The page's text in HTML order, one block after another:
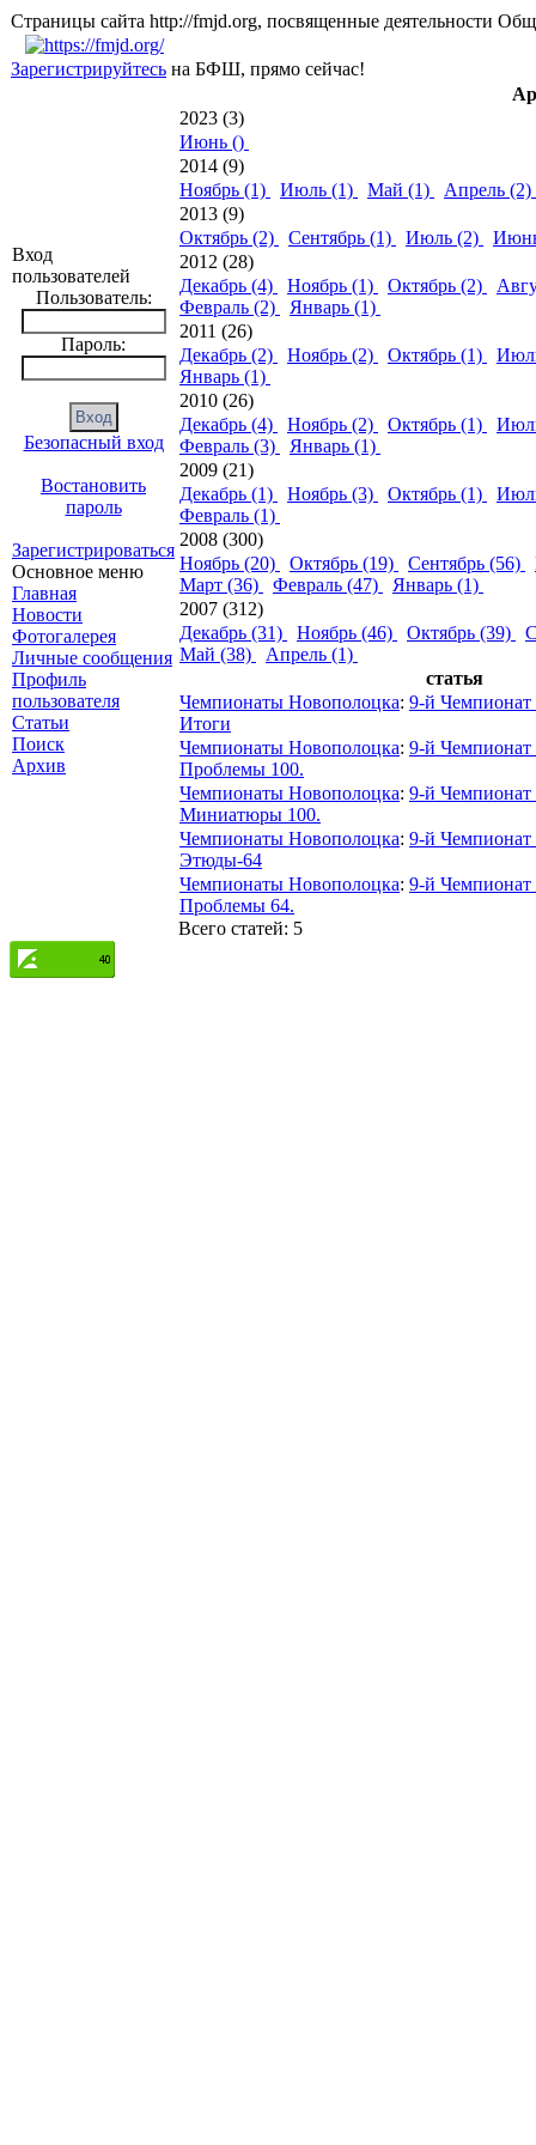
Страницы сайта http://fmjd.org, посвященные
Зарегистрируйтесь на БФШ, прямо сейчас!
Вход
пользователей
Пользователь:
Пароль:
Безопасный вход
Востановить
пароль
Зарегистрироваться
Основное меню
Главная
Новости
Фотогалерея
Личные сообщения
Профиль
пользователя
Статьи
Поиск
Архив
2023 (3)
Июнь ()
2014 (9)
Ноябрь (1)
Июль (1) Май (1)
Апрель (2)
2013 (9)
Октябрь (2)
Сентябрь (1) Июль (2)
2012 (28)
Декабрь (4)
Ноябрь (1) Октябрь (2)
Февраль (2)
Январь (1)
2011 (26)
Декабрь (2)
Ноябрь (2) Октябрь (1)
Январь (1)
2010 (26)
Декабрь (4)
Ноябрь (2) Октябрь (1)
Февраль (3)
Январь (1)
2009 (21)
Декабрь (1)
Ноябрь (3) Октябрь (1)
Февраль (1)
2008 (300)
Ноябрь (20)
Октябрь (19) Сентябрь (56)
Март (36)
Февраль (47)
Январь (1)
2007 (312)
Декабрь (31)
Ноябрь (46) Октябрь (39)
Май (38)
Апрель (1)
статья
Чемпионаты Новополоцка: 9-й Чемпионат
Итоги
Чемпионаты Новополоцка: 9-й Чемпионат
Проблемы 100.
Чемпионаты Новополоцка: 9-й Чемпионат
Миниатюры 100.
Чемпионаты Новополоцка: 9-й Чемпионат
Этюды-64
Чемпионаты Новополоцка: 9-й Чемпионат
Проблемы 64.
Всего статей: 5